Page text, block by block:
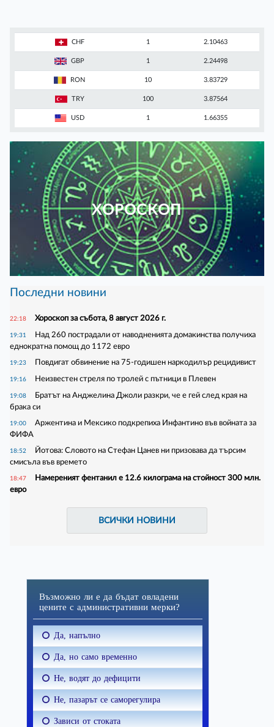
CHF 1 2.10463
GBP 1 2.24498
RON 10 3.83729
TRY 100 3.87564
USD 1 1.66355
ХОРОСКОП
Последни новини
22:18 Хороскоп за събота, 8 август 2026 г.
19:31
Над 260 пострадали от наводненията домакинства получиха
еднократна помощ до 1172 евро
19:23 Повдигат обвинение на 75-годишен наркодилър рецидивист
19:16 Неизвестен стреля по тролей с пътници в Плевен
19:08
Братът на Анджелина Джоли разкри, че е гей след края на
брака си
19:00
Аржентина и Мексико подкрепиха Инфантино във войната за
ФИФА
18:52
Йотова: Словото на Стефан Цанев ни призовава да търсим
смисъла във времето
18:47
Намереният фентанил е 12.6 килограма на стойност 300 млн.
евро
ВСИЧКИ НОВИНИ